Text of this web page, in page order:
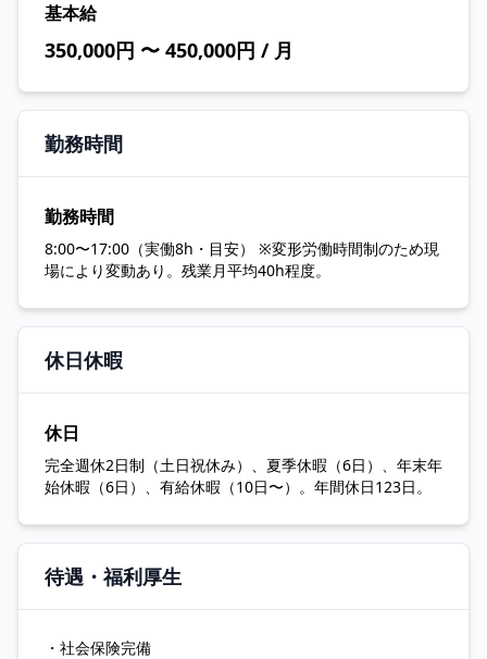
基本給
350,000円 〜 450,000円 / 月
勤務時間
勤務時間
8:00〜17:00（実働8h・目安） ※変形労働時間制のため現
場により変動あり。残業月平均40h程度。
休日休暇
休日
完全週休2日制（土日祝休み）、夏季休暇（6日）、年末年
始休暇（6日）、有給休暇（10日〜）。年間休日123日。
待遇・福利厚生
・社会保険完備